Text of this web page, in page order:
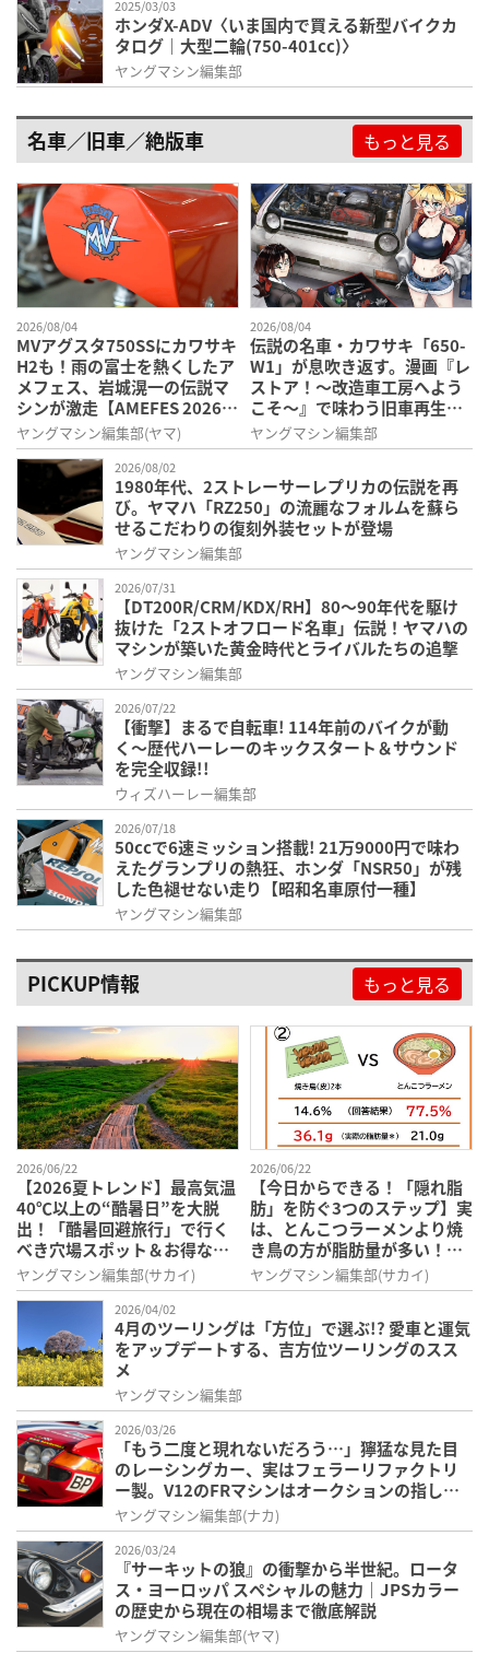
2025/03/03
ホンダX-ADV〈いま国内で買える新型バイクカ
タログ｜大型二輪(750-401cc)〉
ヤングマシン編集部
名車／旧車／絶版車 もっと見る
2026/08/04
MVアグスタ750SSにカワサキ
H2も！雨の富士を熱くしたア
メフェス、岩城滉一の伝説マ
シンが激走【AMEFES 2026：
超希少ビンテージレーサーの
饗宴】
ヤングマシン編集部(ヤマ)
2026/08/04
伝説の名車・カワサキ「650-
W1」が息吹き返す。漫画『レ
ストア！～改造車工房へよう
こそ～』で味わう旧車再生の
ロマン
ヤングマシン編集部
2026/08/02
1980年代、2ストレーサーレプリカの伝説を再
び。ヤマハ「RZ250」の流麗なフォルムを蘇ら
せるこだわりの復刻外装セットが登場
ヤングマシン編集部
2026/07/31
【DT200R/CRM/KDX/RH】80〜90年代を駆け
抜けた「2ストオフロード名車」伝説！ヤマハの
マシンが築いた黄金時代とライバルたちの追撃
ヤングマシン編集部
2026/07/22
【衝撃】まるで自転車! 114年前のバイクが動
く〜歴代ハーレーのキックスタート＆サウンド
を完全収録!!
ウィズハーレー編集部
2026/07/18
50ccで6速ミッション搭載! 21万9000円で味わ
えたグランプリの熱狂、ホンダ「NSR50」が残
した色褪せない走り【昭和名車原付一種】
ヤングマシン編集部
PICKUP情報 もっと見る
2026/06/22
【2026夏トレンド】最高気温
40℃以上の“酷暑日”を大脱
出！「酷暑回避旅行」で行く
べき穴場スポット＆お得な裏
ワザ
ヤングマシン編集部(サカイ)
2026/06/22
【今日からできる！「隠れ脂
肪」を防ぐ3つのステップ】実
は、とんこつラーメンより焼
き鳥の方が脂肪量が多い！
「隠れ脂肪」の落とし穴
ヤングマシン編集部(サカイ)
2026/04/02
4月のツーリングは「方位」で選ぶ!? 愛車と運気
をアップデートする、吉方位ツーリングのスス
メ
ヤングマシン編集部
2026/03/26
「もう二度と現れないだろう…」獰猛な見た目
のレーシングカー、実はフェラーリファクトリ
ー製。V12のFRマシンはオークションの指し値
が軽く10億超え！
ヤングマシン編集部(ナカ)
2026/03/24
『サーキットの狼』の衝撃から半世紀。ロータ
ス・ヨーロッパ スペシャルの魅力｜JPSカラー
の歴史から現在の相場まで徹底解説
ヤングマシン編集部(ヤマ)